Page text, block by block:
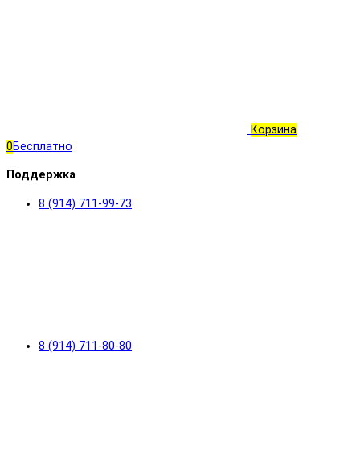
Корзина
0Бесплатно
Поддержка
8 (914) 711-99-73
8 (914) 711-80-80